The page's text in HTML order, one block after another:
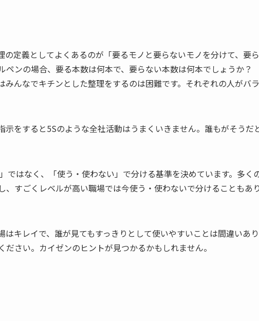
定義としてよくあるのが「要るモノと要らないモノを分けて、要
ペンの場合、要る本数は何本で、要らない本数は何本でしょうか
んなでキチンとした整理をするのは困難です。それぞれの人がバ
示をすると5Sのような全社活動はうまくいきません。誰もがそうだ
ではなく、「使う・使わない」で分ける基準を決めています。多く
、すごくレベルが高い職場では今使う・使わないで分けることもあ
キレイで、誰が見てもすっきりとして使いやすいことは間違いあ
さい。カイゼンのヒントが見つかるかもしれません。